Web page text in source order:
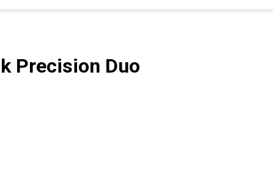
Precision Duo